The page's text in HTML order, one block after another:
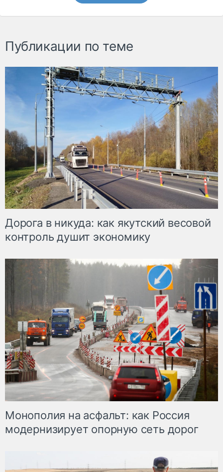
Публикации по теме
Дорога в никуда: как якутский весовой
контроль душит экономику
Монополия на асфальт: как Россия
модернизирует опорную сеть дорог